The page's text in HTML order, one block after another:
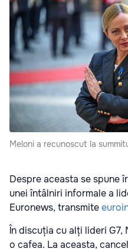
Meloni a recunoscut la
Despre aceasta se spune
unei întâlniri informale a
Euronews, transmite
În discuția cu alți lideri G7,
o cafea. La aceasta,